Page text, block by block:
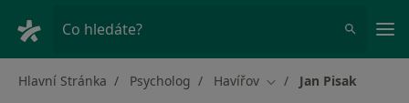
Co hledáte?
Hlavní Stránka Psycholog Havířov Změna města
Jan Pisak